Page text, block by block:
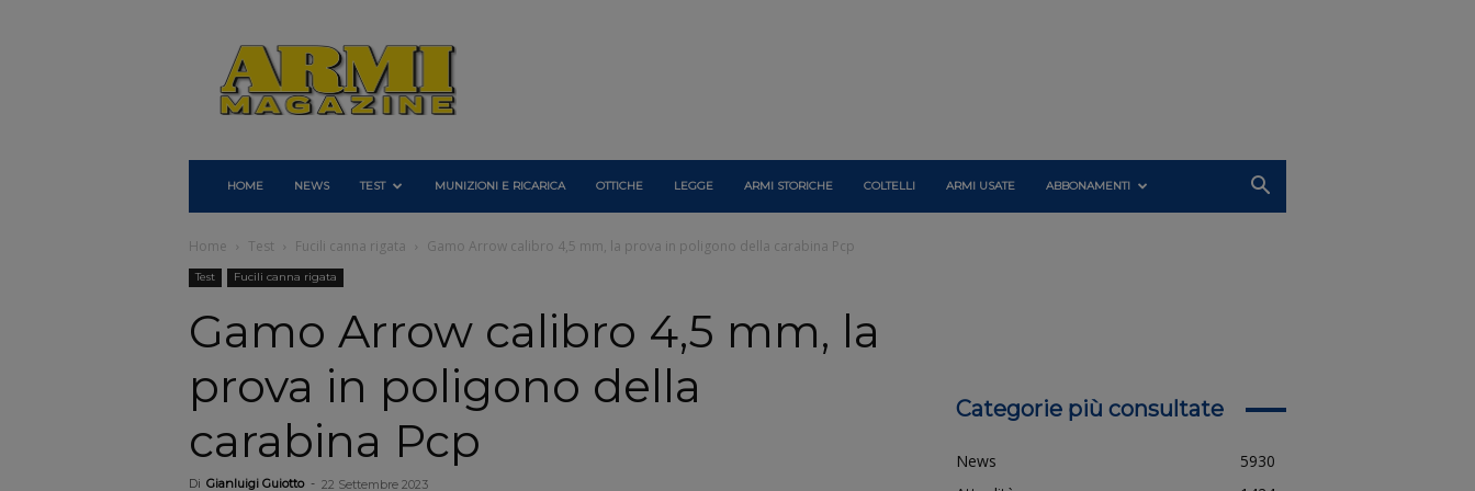
Armi
Magazine
HOME NEWS TEST MUNIZIONI E RICARICA OTTICHE LEGGE ARMI STORICHE COLTELLI ARMI USATE ABBONAMENTI
Home Test Fucili canna rigata Gamo Arrow calibro 4,5 mm, la prova in poligono della carabina Pcp
Test Fucili canna rigata
Gamo Arrow calibro 4,5 mm, la
prova in poligono della
carabina Pcp
Di Gianluigi Guiotto - 22 Settembre 2023
Categorie più consultate
News
5930